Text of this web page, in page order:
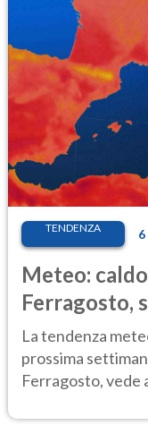
TENDENZA
Meteo:
Ferragosto,
Ecco dove
La tendenza
prossima
Ferragosto,